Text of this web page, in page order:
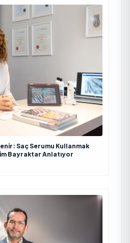
Saç Serumu Kullanmak
Bayraktar Anlatıyor